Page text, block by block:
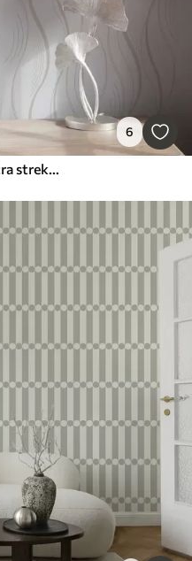
6
Behang Golvende lijnen met extra streken in moderne stijl